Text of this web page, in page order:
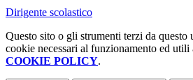
Dirigente scolastico
Questo sito o gli strumenti terzi da
cookie necessari al funzionamento ed
COOKIE POLICY.